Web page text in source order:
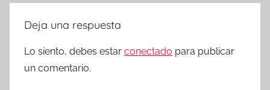
Deja una respuesta
Lo siento, debes estar conectado para publicar
un comentario.